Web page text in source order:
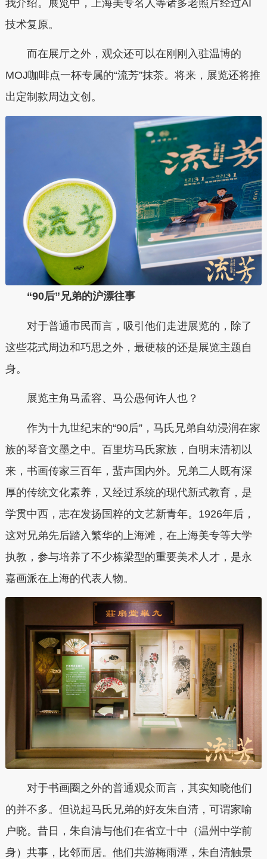
我介绍。展览中，上海美专名人等诸多老照片经过AI
技术复原。
而在展厅之外，观众还可以在刚刚入驻温博的
MOJ咖啡点一杯专属的“流芳”抹茶。将来，展览还将推
出定制款周边文创。
“90后”兄弟的沪漂往事
对于普通市民而言，吸引他们走进展览的，除了
这些花式周边和巧思之外，最硬核的还是展览主题自
身。
展览主角马孟容、马公愚何许人也？
作为十九世纪末的“90后”，马氏兄弟自幼浸润在家
族的琴音文墨之中。百里坊马氏家族，自明末清初以
来，书画传家三百年，蜚声国内外。兄弟二人既有深
厚的传统文化素养，又经过系统的现代新式教育，是
学贯中西，志在发扬国粹的文艺新青年。1926年后，
这对兄弟先后踏入繁华的上海滩，在上海美专等大学
执教，参与培养了不少栋梁型的重要美术人才，是永
嘉画派在上海的代表人物。
对于书画圈之外的普通观众而言，其实知晓他们
的并不多。但说起马氏兄弟的好友朱自清，可谓家喻
户晓。昔日，朱自清与他们在省立十中（温州中学前
身）共事，比邻而居。他们共游梅雨潭，朱自清触景